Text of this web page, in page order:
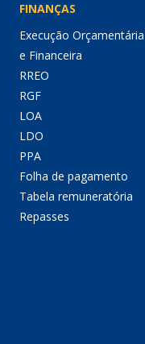
FINANÇAS
Execução Orçamentária
e Financeira
RREO
RGF
LOA
LDO
PPA
Folha de pagamento
Tabela remuneratória
Repasses